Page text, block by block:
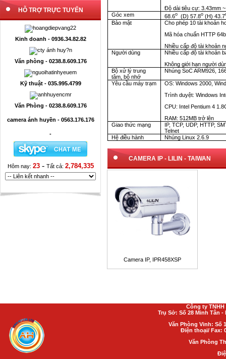
HỖ TRỢ TRỰC TUYẾN
Kinh doanh - 0936.34.82.82
Văn phòng - 0238.8.609.176
Kỹ thuật - 035.995.4799
Văn Phòng - 0238.8.609.176
camera ánh huyền - 0563.176.176
-
Hôm nay: 23- Tất cả: 2,784,335
Độ dài tiêu cự: 3.43mm
Góc xem
68.6o (D) 57.8o (H) 43.7
Bảo mật
Cho phép 10 tài khoản
Mã hóa chuẩn HTTP
Nhiều cấp độ tài khoản
Người dùng
Nhiều cấp độ tài khoản
Không giới hạn người
Bộ xử lý trung
tâm, bộ nhớ
Nhúng SoC ARM926,
Yêu cầu máy trạm
OS: Windows 2000,
Trình duyệt: Windows
CPU: Intel Pentium 4
RAM: 512MB trở lên
Giao thức mạng
IP, TCP, UDP, HTTP,
Telnet
Hệ điều hành
Nhúng Linux 2.6.9
CAMERA IP- LILIN - TAIWAN
Camera IP, IPR458XSP
Công ty
Trụ Sở: Số 28 Minh Tân
Văn Phòng Vinh: Số
Điện thoại/ Fax:
Văn Phòng